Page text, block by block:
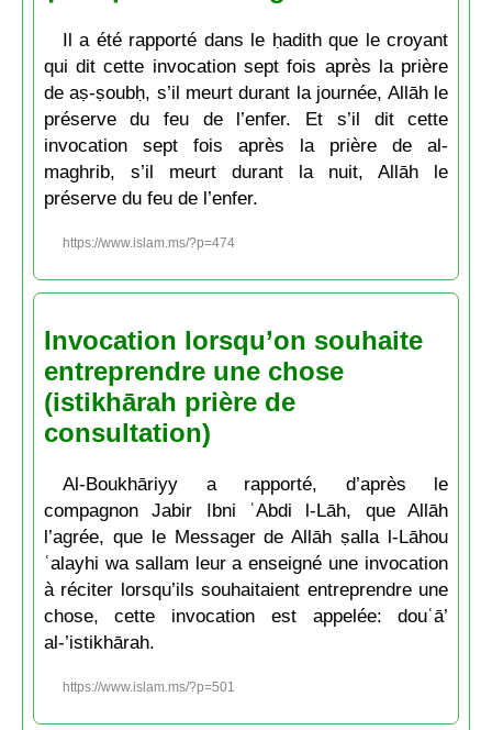
Il a été rapporté dans le ḥadith que le croyant
qui dit cette invocation sept fois après la prière
de aṣ-ṣoubḥ, s’il meurt durant la journée, Allāh le
préserve du feu de l’enfer. Et s’il dit cette
invocation sept fois après la prière de al-
maghrib, s’il meurt durant la nuit, Allāh le
préserve du feu de l’enfer.
https://www.islam.ms/?p=474
Invocation lorsqu’on souhaite
entreprendre une chose
(istikhārah prière de
consultation)
Al-Boukhāriyy a rapporté, d’après le
compagnon Jabir Ibni ʿAbdi l-Lāh, que Allāh
l’agrée, que le Messager de Allāh ṣalla l-Lāhou
ʿalayhi wa sallam leur a enseigné une invocation
à réciter lorsqu’ils souhaitaient entreprendre une
chose, cette invocation est appelée: douʿā’
al-’istikhārah.
https://www.islam.ms/?p=501